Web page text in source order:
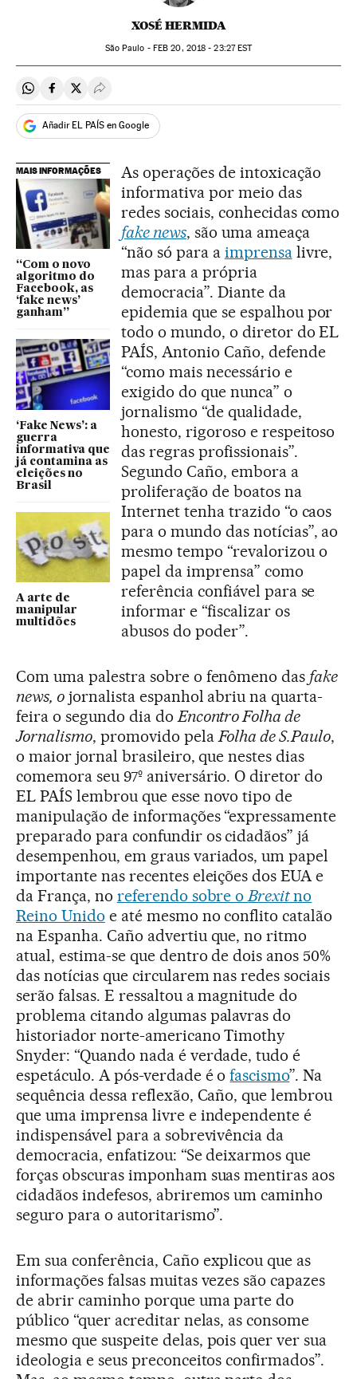
XOSÉ HERMIDA
São Paulo - FEB 20, 2018 - 23:27EST
Compartir en Whatsapp
Compartir en Facebook
Compartir en Twitter
Desplegar Redes Sociales
Añadir EL PAÍS en Google
MAIS INFORMAÇÕES
“Com o novo
algoritmo do
Facebook, as
‘fake news’
ganham”
‘Fake News’: a
guerra
informativa que
já contamina as
eleições no
Brasil
A arte de
manipular
multidões
As operações de intoxicação
informativa por meio das
redes sociais, conhecidas como
fake news, são uma ameaça
“não só para a imprensalivre,
mas para a própria
democracia”. Diante da
epidemia que se espalhou por
todo o mundo, o diretor do EL
PAÍS, Antonio Caño, defende
“como mais necessário e
exigido do que nunca” o
jornalismo “de qualidade,
honesto, rigoroso e respeitoso
das regras profissionais”.
Segundo Caño, embora a
proliferação de boatos na
Internet tenha trazido “o caos
para o mundo das notícias”, ao
mesmo tempo “revalorizou o
papel da imprensa” como
referência confiável para se
informar e “fiscalizar os
abusos do poder”.
Com uma palestra sobre o fenômeno das fake
news, ojornalista espanhol abriu na quarta-
feira o segundo dia do Encontro Folha de
Jornalismo, promovido pela Folha de S.Paulo,
o maior jornal brasileiro, que nestes dias
comemora seu 97º aniversário. O diretor do
EL PAÍS lembrou que esse novo tipo de
manipulação de informações “expressamente
preparado para confundir os cidadãos” já
desempenhou, em graus variados, um papel
importante nas recentes eleições dos EUA e
da França, no referendo sobre o Brexitno
Reino Unido e até mesmo no conflito catalão
na Espanha. Caño advertiu que, no ritmo
atual, estima-se que dentro de dois anos 50%
das notícias que circularem nas redes sociais
serão falsas. E ressaltou a magnitude do
problema citando algumas palavras do
historiador norte-americano Timothy
Snyder: “Quando nada é verdade, tudo é
espetáculo. A pós-verdade é ofascismo”. Na
sequência dessa reflexão, Caño, que lembrou
que uma imprensa livre e independente é
indispensável para a sobrevivência da
democracia, enfatizou: “Se deixarmos que
forças obscuras imponham suas mentiras aos
cidadãos indefesos, abriremos um caminho
seguro para o autoritarismo”.
Em sua conferência, Caño explicou que as
informações falsas muitas vezes são capazes
de abrir caminho porque uma parte do
público “quer acreditar nelas, as consome
mesmo que suspeite delas, pois quer ver sua
ideologia e seus preconceitos confirmados”.